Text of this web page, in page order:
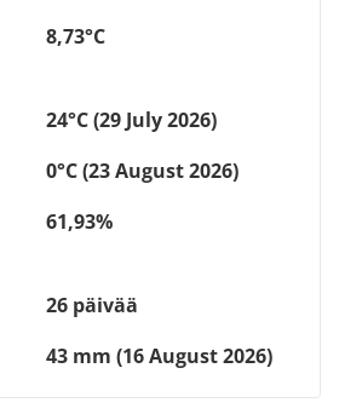
8,73°C
24°C (29 July 2026)
0°C (23 August 2026)
61,93%
26 päivää
43 mm (16 August 2026)